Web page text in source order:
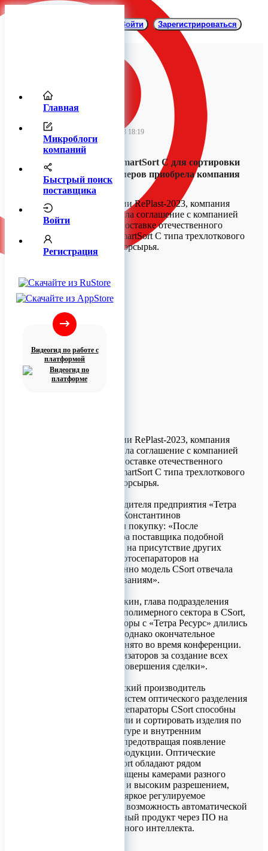
Главная
Микроблоги
компаний
Быстрый поиск
поставщика
Войти
Регистрация
Видеогид по работе с
платформой
Войти Зарегистрироваться
05 октября 2023 18:19
Фотосепаратор SmartSort C для сортировки
вторичных полимеров приобрела компания
«Тетра Ресурс»
В ходе конференции RePlast-2023, компания
"СиСорт" заключила соглашение с компанией
«Тетра Ресурс» о поставке отечественного
фотосепаратора SmartSort C типа трехлоткового
для сортировки вторсырья.
В ходе конференции RePlast-2023, компания
"СиСорт" заключила соглашение с компанией
«Тетра Ресурс» о поставке отечественного
фотосепаратора SmartSort C типа трехлоткового
для сортировки вторсырья.
Помощник руководителя предприятия «Тетра
Ресурс», Алексей Константинов
прокомментировал покупку: «После
тщательного отбора поставщика подобной
техники, несмотря на присутствие других
производителей фотосепараторов на
конференции, именно модель CSort отвечала
всем нашим требованиям».
Александр Бастрыкин, глава подразделения
оборудования для полимерного сектора в CSort,
заметил: «Переговоры с «Тетра Ресурс» длились
достаточно долго, однако окончательное
решение было принято во время конференции.
Благодарим организаторов за создание всех
предпосылок для совершения сделки».
CSort - это российский производитель
инновационных систем оптического разделения
материалов. Фотосепараторы CSort способны
выявлять засорители и сортировать изделия по
цвету, форме, текстуре и внутренним
характеристикам, предотвращая появление
некачественной продукции. Оптические
сортировщики CSort обладают рядом
преимуществ: оснащены камерами разного
цветового спектра и высоким разрешением,
предлагают ультрояркое регулируемое
освещение, имеют возможность автоматической
настройки на нужный продукт через ПО на
основе искусственного интеллекта.